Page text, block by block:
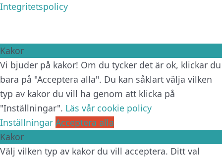
Integritetspolicy
Kakor
Vi bjuder på kakor! Om du tycker det är ok, klickar du
bara på "Acceptera alla". Du kan såklart välja vilken
typ av kakor du vill ha genom att klicka på
"Inställningar". Läs vår cookie policy
Inställningar Acceptera alla
Kakor
Välj vilken typ av kakor du vill acceptera. Ditt val